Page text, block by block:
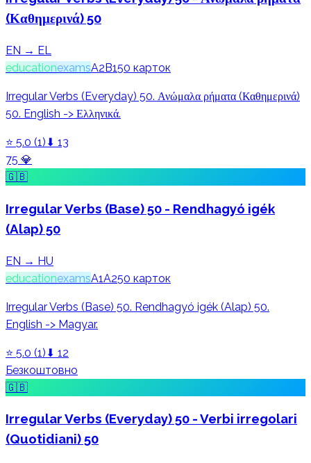
(Καθημερινά) 50
EN → EL
educationexamsA2B150 карток
Irregular Verbs (Everyday) 50. Ανώμαλα ρήματα (Καθημερινά)
50. English -> Ελληνικά.
⭐ 5.0 (1) ⬇ 13
75 💎
🇬🇧
Irregular Verbs (Base) 50 - Rendhagyó igék
(Alap) 50
EN → HU
educationexamsA1A250 карток
Irregular Verbs (Base) 50. Rendhagyó igék (Alap) 50.
English -> Magyar.
⭐ 5.0 (1 ) ⬇ 12
Безкоштовно
🇬🇧
Irregular Verbs (Everyday) 50 - Verbi irregolari
(Quotidiani) 50